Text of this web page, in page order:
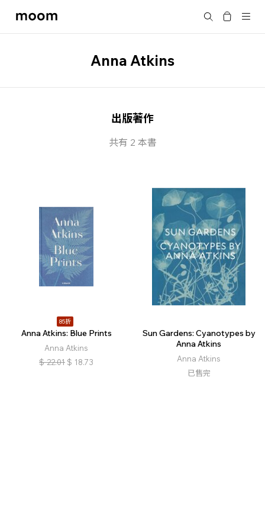
moom
搜尋
Anna Atkins
出版著作
共有 2 本書
85折
Anna Atkins: Blue Prints
Anna Atkins
$ 22.01 $ 18.73
Sun Gardens: Cyanotypes by
Anna Atkins
Anna Atkins
已售完